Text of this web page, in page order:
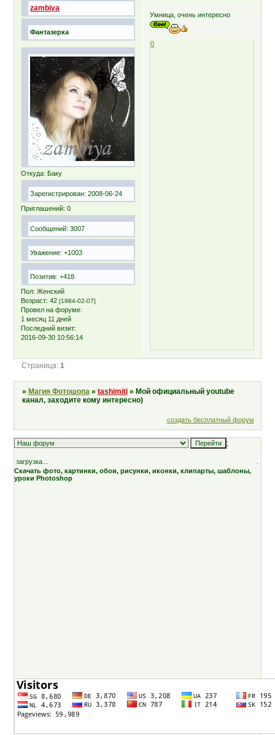
zambiya
Фантазерка
Откуда: Баку
Зарегистрирован: 2008-06-24
Приглашений: 0
Сообщений: 3007
Уважение: +1003
Позитив: +418
Пол: Женский
Возраст: 42[1984-02-07]
Провел на форуме:
1 месяц 11 дней
Последний визит:
2016-09-30 10:56:14
Умница, очень интересно
0
Страница: 1
» Магия Фотошопа » tashimiti » Мой официальный youtube
канал, заходите кому интересно)
создать бесплатный форум
;
загрузка...
.
Скачать фото, картинки, обои, рисунки, иконки, клипарты, шаблоны,
уроки Photoshop